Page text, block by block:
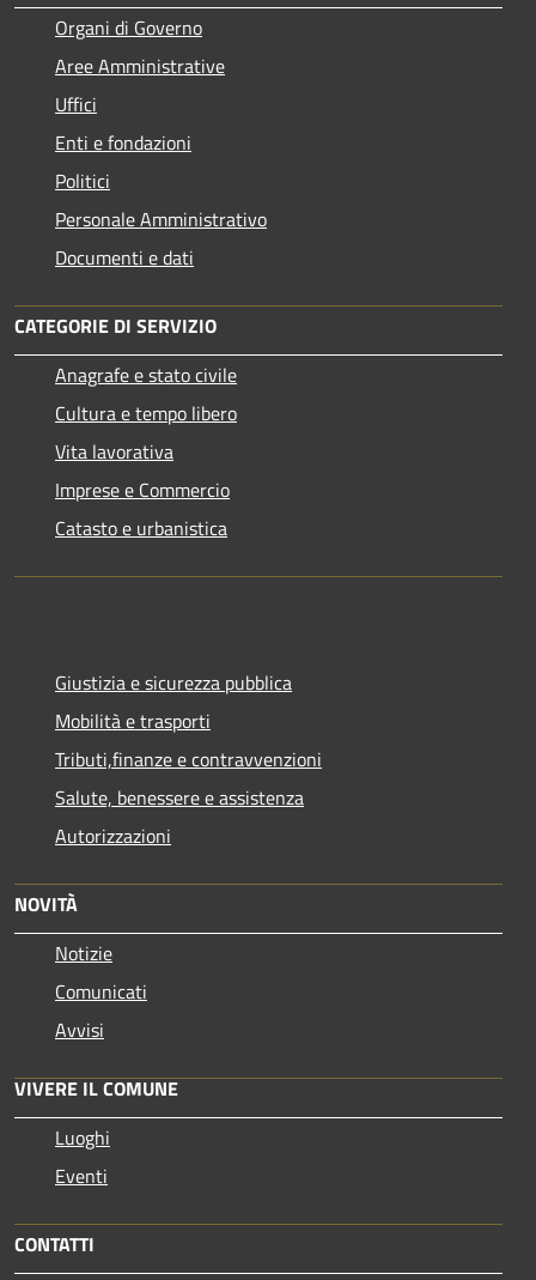
Organi di Governo
Aree Amministrative
Uffici
Enti e fondazioni
Politici
Personale Amministrativo
Documenti e dati
CATEGORIE DI SERVIZIO
Anagrafe e stato civile
Cultura e tempo libero
Vita lavorativa
Imprese e Commercio
Catasto e urbanistica
Giustizia e sicurezza pubblica
Mobilità e trasporti
Tributi,finanze e contravvenzioni
Salute, benessere e assistenza
Autorizzazioni
NOVITÀ
Notizie
Comunicati
Avvisi
VIVERE IL COMUNE
Luoghi
Eventi
CONTATTI